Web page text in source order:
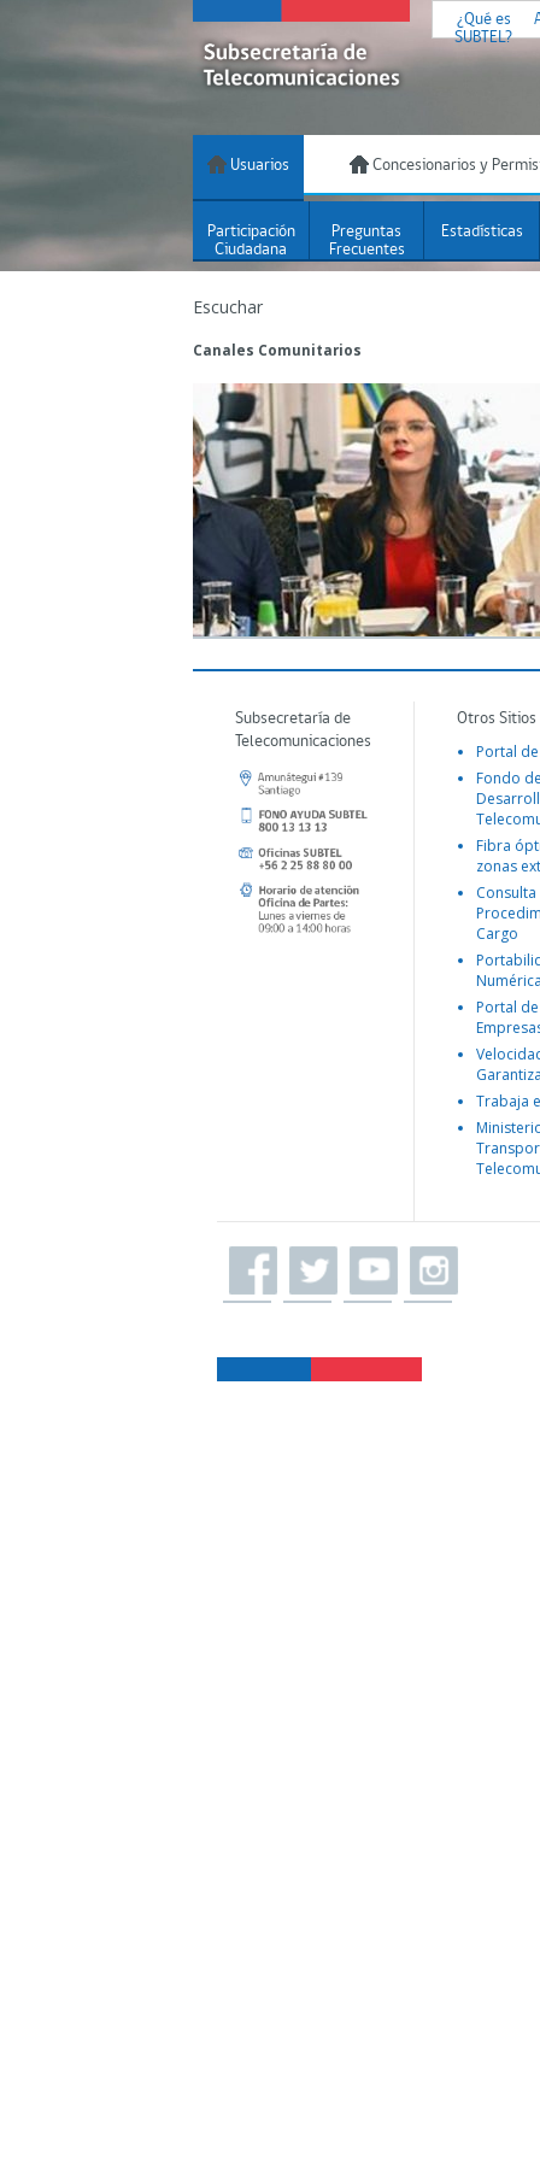
¿Qué es
SUBTEL?
Usuarios Concesionarios y
Participación
Ciudadana
Preguntas
Frecuentes
Estadísticas
Escuchar
Canales Comunitarios
Subsecretaría de
Telecomunicaciones
Otros
Portal
Fondo
Fibra
zonas
Consulta
Cargo
Portal
Trabaja